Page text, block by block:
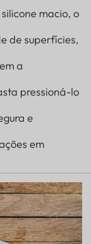
macio, o
de superfícies,
a
pressioná-lo
e
em